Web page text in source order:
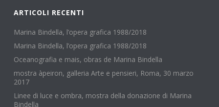
ARTICOLI RECENTI
Marina Bindella, l’opera grafica 1988/2018
Marina Bindella, l’opera grafica 1988/2018
Oceanografia e mais, obras de Marina Bindella
mostra àpeiron, galleria Arte e pensieri, Roma, 30 marzo
2017
Linee di luce e ombra, mostra della donazione di Marina
Bindella